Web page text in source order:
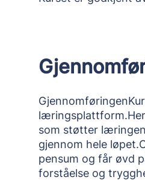
som støtter
gjennom hele
pensum og får øvd
forståelse og